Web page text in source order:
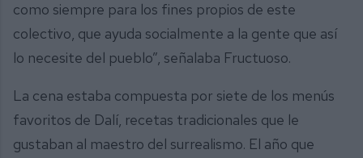
como siempre para los fines propios de este
colectivo, que ayuda socialmente a la gente que así
lo necesite del pueblo”, señalaba Fructuoso.
La cena estaba compuesta por siete de los menús
favoritos de Dalí, recetas tradicionales que le
gustaban al maestro del surrealismo. El año que